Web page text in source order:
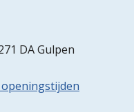
DA Gulpen